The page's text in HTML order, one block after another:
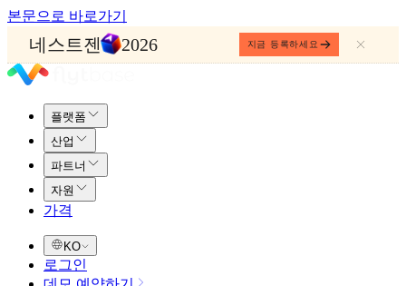
본문으로 바로가기
네스트젠 2026 지금 등록하세요
플랫폼
산업
파트너
자원
가격
KO
로그인